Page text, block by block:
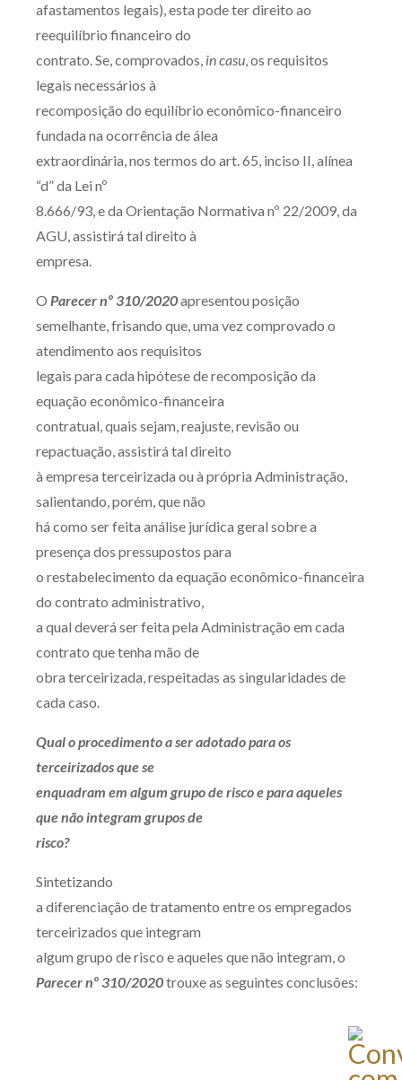
afastamentos legais), esta pode ter direito ao
reequilíbrio financeiro do
contrato. Se, comprovados, in casu, os requisitos
legais necessários à
recomposição do equilíbrio econômico-financeiro
fundada na ocorrência de álea
extraordinária, nos termos do art. 65, inciso II, alínea
“d” da Lei nº
8.666/93, e da Orientação Normativa nº 22/2009, da
AGU, assistirá tal direito à
empresa.
O Parecer nº 310/2020apresentou posição
semelhante, frisando que, uma vez comprovado o
atendimento aos requisitos
legais para cada hipótese de recomposição da
equação econômico-financeira
contratual, quais sejam, reajuste, revisão ou
repactuação, assistirá tal direito
à empresa terceirizada ou à própria Administração,
salientando, porém, que não
há como ser feita análise jurídica geral sobre a
presença dos pressupostos para
o restabelecimento da equação econômico-financeira
do contrato administrativo,
a qual deverá ser feita pela Administração em cada
contrato que tenha mão de
obra terceirizada, respeitadas as singularidades de
cada caso.
Qual o procedimento a ser adotado para os
terceirizados que se
enquadram em algum grupo de risco e para aqueles
que não integram grupos de
risco?
Sintetizando
a diferenciação de tratamento entre os empregados
terceirizados que integram
algum grupo de risco e aqueles que não integram, o
Parecer nº 310/2020trouxe as seguintes conclusões: